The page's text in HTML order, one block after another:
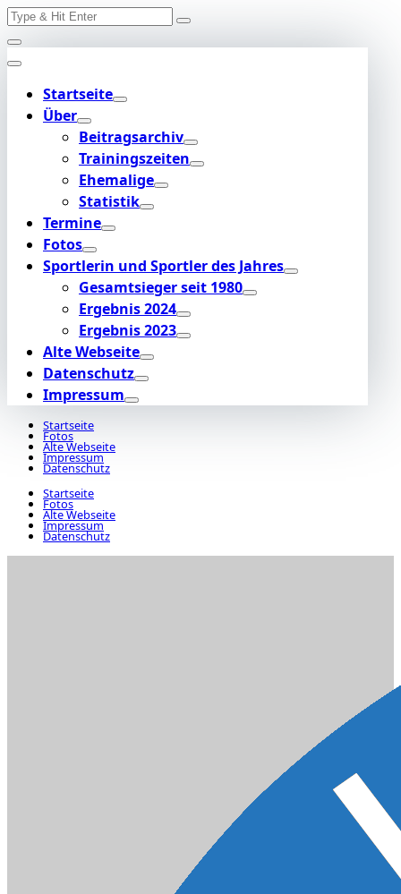
Skip
to
content
Search
Startseite
Über
Beitragsarchiv
Trainingszeiten
Ehemalige
Statistik
Termine
Fotos
Sportlerin und Sportler des Jahres
Gesamtsieger seit 1980
Ergebnis 2024
Ergebnis 2023
Alte Webseite
Datenschutz
Impressum
Startseite
Fotos
Alte Webseite
Impressum
Datenschutz
Startseite
Fotos
Alte Webseite
Impressum
Datenschutz